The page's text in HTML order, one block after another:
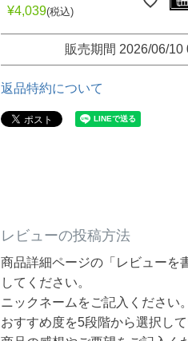
¥4,039 税込
販売期間 2026/06/10
返品特約について
レビューの投稿方法
商品詳細ページの「レビューを
してください。
ニックネームをご記入ください。
おすすめ度を5段階から選択し